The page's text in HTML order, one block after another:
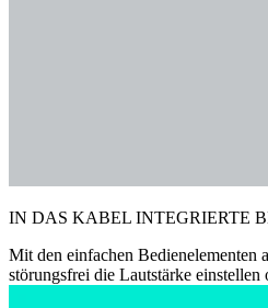
IN DAS KABEL INTEGRIERTE
Mit den einfachen Bedienelementen
störungsfrei die Lautstärke einstellen